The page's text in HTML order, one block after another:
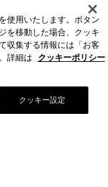
使用いたします。ボタン
を移動した場合、クッキ
収集する情報には「お客
詳細は
クッキーポリシー
クッキー設定